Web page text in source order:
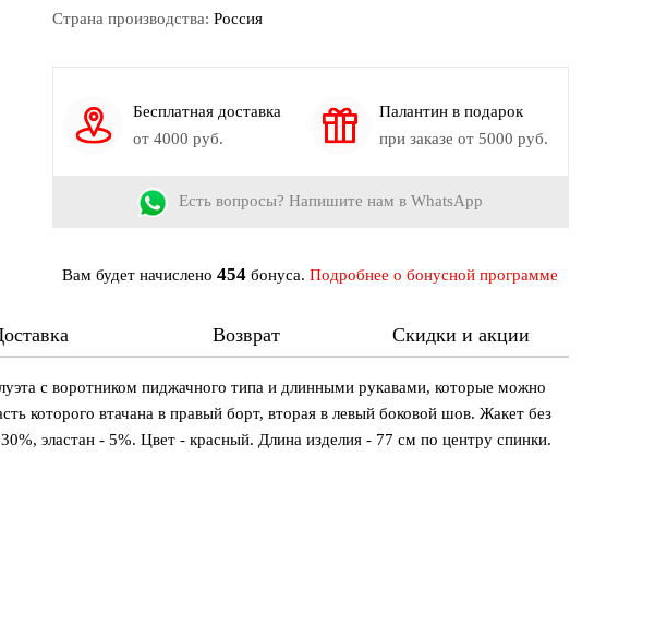
Страна производства: Россия
Бесплатная доставка
от 4000 руб.
Палантин в подарок
при заказе от 5000 руб.
Есть вопросы? Напишите нам в WhatsApp
Вам будет начислено454 бонуса.Подробнее о бонусной программе
Возврат Скидки и акции
с воротником пиджачного типа и длинными рукавами, которые можно
которого втачана в правый борт, вторая в левый боковой шов. Жакет без
эластан - 5%. Цвет - красный. Длина изделия - 77 см по центру спинки.